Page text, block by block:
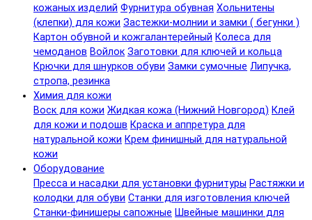
кожаных изделий Фурнитура обувная Хольнитены
(клепки) для кожи Застежки-молнии и замки ( бегунки )
Картон обувной и кожгалантерейный Колеса для
чемоданов Войлок Заготовки для ключей и кольца
Крючки для шнурков обуви Замки сумочные Липучка,
стропа, резинка
Химия для кожи
Воск для кожи Жидкая кожа (Нижний Новгород) Клей
для кожи и подошв Краска и аппретура для
натуральной кожи Крем финишный для натуральной
кожи
Оборудование
Пресса и насадки для установки фурнитуры Растяжки и
колодки для обуви Станки для изготовления ключей
Станки-финишеры сапожные Швейные машинки для